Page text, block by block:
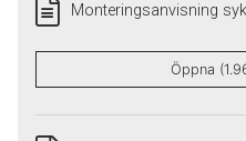
Monteringsanvisning
Öppna